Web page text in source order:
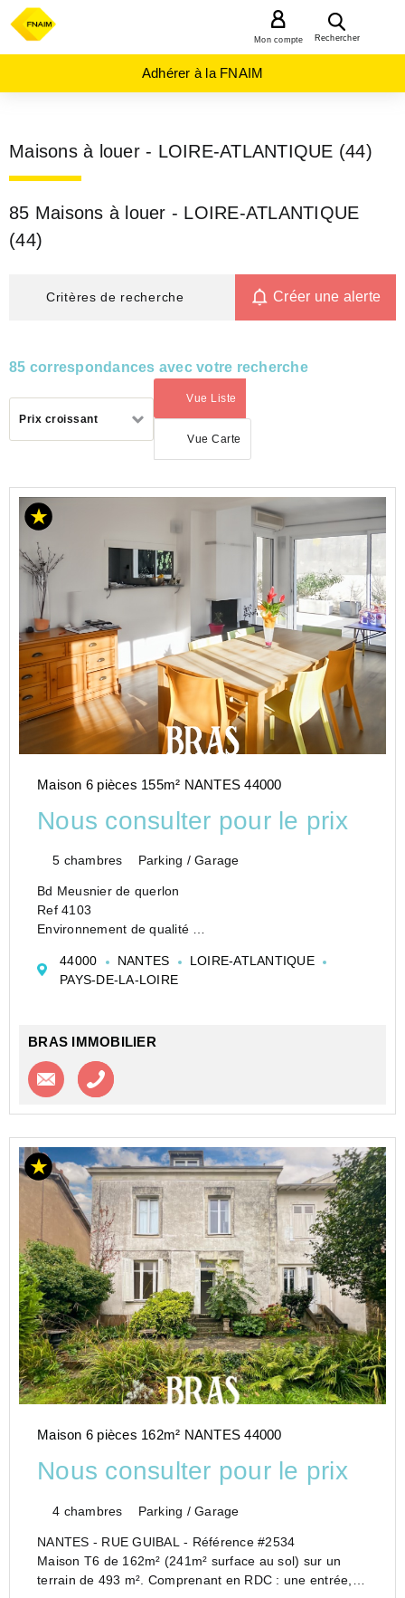
Rechercher
Mon compte
Adhérer à la FNAIM
Maisons à louer - LOIRE-ATLANTIQUE (44)
85 Maisons à louer - LOIRE-ATLANTIQUE
(44)
Critères de recherche Créer une alerte
85 correspondances avec votre recherche
Prix croissant
Vue Liste
(activé)
Vue Carte
LOCATION
MAISON
PAYS-
DE-
LA-
LOIRE
LOIRE-
ATLANTIQUE
(44)
Maison 6 pièces 155m² NANTES 44000
Nous consulter pour le prix
5 chambres Parking / Garage
Bd Meusnier de querlon
Ref 4103
Environnement de qualité
155.14 m² habitables ( 252 m² au sol)
Sur 3 niveaux comprenant :
44000 NANTES
LOIRE-ATLANTIQUE
PAYS-DE-LA-LOIRE
BRAS IMMOBILIER
Contacter l'agence
Maison 6 pièces 162m² NANTES 44000
Nous consulter pour le prix
4 chambres Parking / Garage
NANTES - RUE GUIBAL - Référence #2534
Maison T6 de 162m² (241m² surface au sol) sur un
terrain de 493 m². Comprenant en RDC : une entrée,